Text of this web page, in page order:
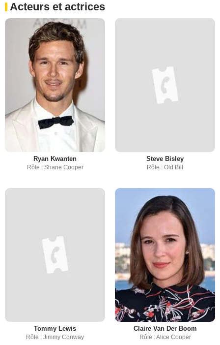
Acteurs et actrices
Ryan Kwanten
Rôle : Shane Cooper
Steve Bisley
Rôle : Old Bill
Tommy Lewis
Rôle : Jimmy Conway
Claire Van Der Boom
Rôle : Alice Cooper